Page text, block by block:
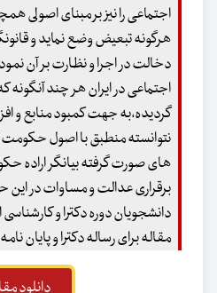
اجتماعی را نیز بر مبنای اصولی
هرگونه تبعیض وضع نماید و
دخالت در اجرا و نظارت بر آن
اجتماعی در ایران هر چند آنگونه
گردیده،به جهت کمبود منابع
نتوانسته منطبق با اصول حکومت
های صورت گرفته بیانگر اراده
برقراری عدالت و مساوات در این
دانشجویان دوره دکترا و کارشناسی
مقاله برای رساله دکترا و پایان
دانلود